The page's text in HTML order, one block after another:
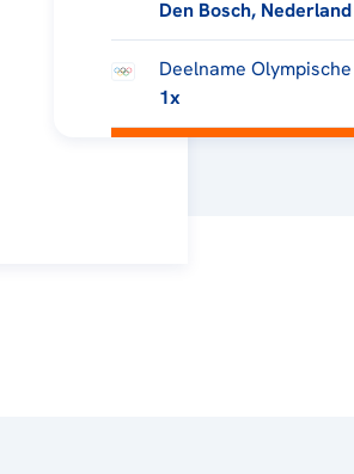
Den Bosch, Nederland
Deelname
1x